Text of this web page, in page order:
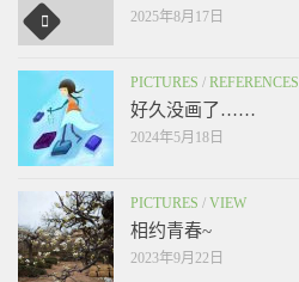
2025年8月17日
PICTURES / REFERENCES
好久没画了……
2024年5月18日
PICTURES / VIEW
相约青春~
2023年9月22日